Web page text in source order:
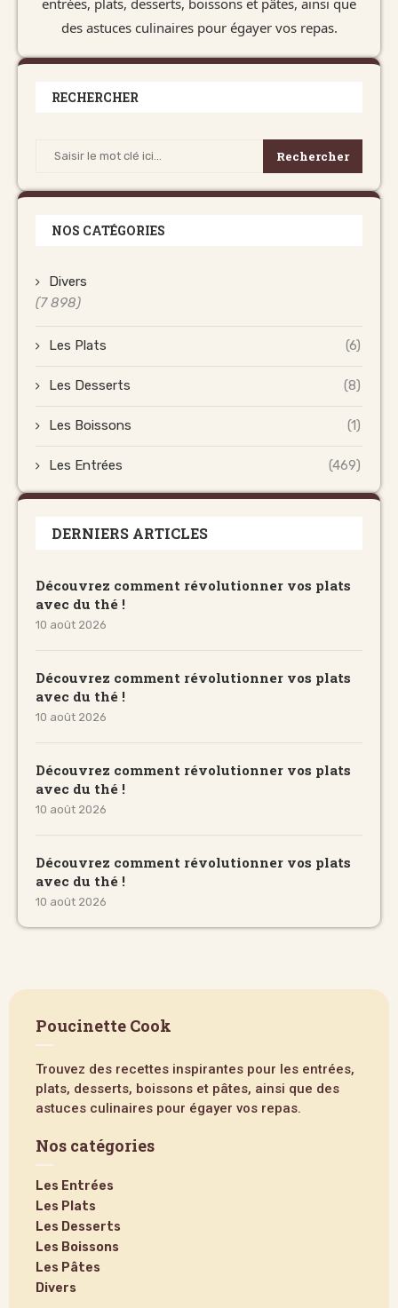
des astuces culinaires pour égayer vos repas.
RECHERCHER
Rechercher
NOS CATÉGORIES
Divers
(7 898)
Les Plats (6)
Les Desserts (8)
Les Boissons (1)
Les Entrées (469)
DERNIERS ARTICLES
Découvrez comment révolutionner vos plats
avec du thé !
10 août 2026
Découvrez comment révolutionner vos plats
avec du thé !
10 août 2026
Découvrez comment révolutionner vos plats
avec du thé !
10 août 2026
Découvrez comment révolutionner vos plats
avec du thé !
10 août 2026
Poucinette Cook
Trouvez des recettes inspirantes pour les entrées,
plats, desserts, boissons et pâtes, ainsi que des
astuces culinaires pour égayer vos repas.
Nos catégories
Les Entrées
Les Plats
Les Desserts
Les Boissons
Les Pâtes
Divers